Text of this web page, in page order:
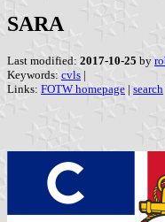
SARA
Last modified: 2017-10-25 by
Keywords: cvls |
Links: FOTW homepage | search